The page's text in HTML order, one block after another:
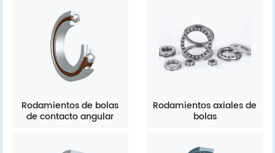
Rodamientos de bolas
de contacto angular
Rodamientos axiales de
bolas